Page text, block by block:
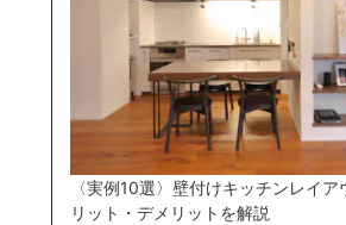
〈実例10選〉壁付けキッチンレイア
リット・デメリットを解説